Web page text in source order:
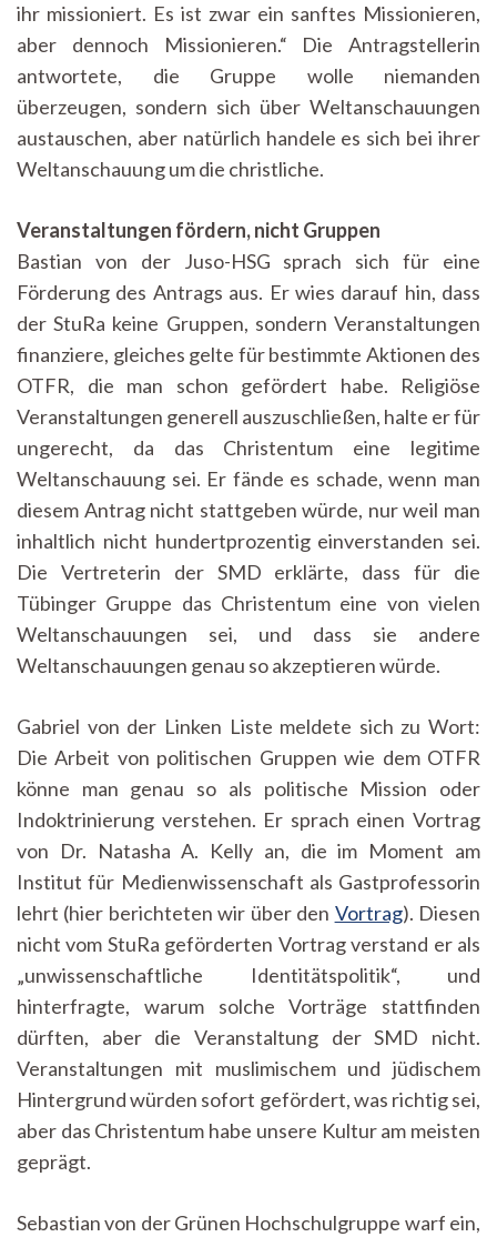
ihr missioniert. Es ist zwar ein sanftes Missionieren,
aber dennoch Missionieren.“ Die Antragstellerin
antwortete, die Gruppe wolle niemanden
überzeugen, sondern sich über Weltanschauungen
austauschen, aber natürlich handele es sich bei ihrer
Weltanschauung um die christliche.
Veranstaltungen fördern, nicht Gruppen
Bastian von der Juso-HSG sprach sich für eine
Förderung des Antrags aus. Er wies darauf hin, dass
der StuRa keine Gruppen, sondern Veranstaltungen
finanziere, gleiches gelte für bestimmte Aktionen des
OTFR, die man schon gefördert habe. Religiöse
Veranstaltungen generell auszuschließen, halte er für
ungerecht, da das Christentum eine legitime
Weltanschauung sei. Er fände es schade, wenn man
diesem Antrag nicht stattgeben würde, nur weil man
inhaltlich nicht hundertprozentig einverstanden sei.
Die Vertreterin der SMD erklärte, dass für die
Tübinger Gruppe das Christentum eine von vielen
Weltanschauungen sei, und dass sie andere
Weltanschauungen genau so akzeptieren würde.
Gabriel von der Linken Liste meldete sich zu Wort:
Die Arbeit von politischen Gruppen wie dem OTFR
könne man genau so als politische Mission oder
Indoktrinierung verstehen. Er sprach einen Vortrag
von Dr. Natasha A. Kelly an, die im Moment am
Institut für Medienwissenschaft als Gastprofessorin
lehrt (hier berichteten wir über den Vortrag). Diesen
nicht vom StuRa geförderten Vortrag verstand er als
„unwissenschaftliche Identitätspolitik“, und
hinterfragte, warum solche Vorträge stattfinden
dürften, aber die Veranstaltung der SMD nicht.
Veranstaltungen mit muslimischem und jüdischem
Hintergrund würden sofort gefördert, was richtig sei,
aber das Christentum habe unsere Kultur am meisten
geprägt.
Sebastian von der Grünen Hochschulgruppe warf ein,